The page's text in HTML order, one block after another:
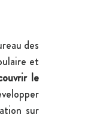
des
et
le
sur